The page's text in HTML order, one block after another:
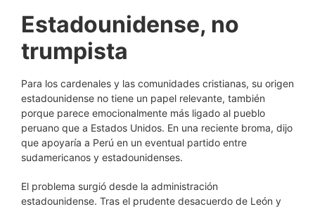
Estadounidense, no
trumpista
Para los cardenales y las comunidades cristianas, su origen
estadounidense no tiene un papel relevante, también
porque parece emocionalmente más ligado al pueblo
peruano que a Estados Unidos. En una reciente broma, dijo
que apoyaría a Perú en un eventual partido entre
sudamericanos y estadounidenses.
El problema surgió desde la administración
estadounidense. Tras el prudente desacuerdo de León y